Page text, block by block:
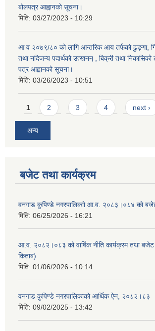
बोलपत्र आह्वानको सूचना।
मिति: 03/27/2023 - 10:29
आ व २०७९/८० को लागि आन्तरिक आय तर्फको ढुङ्गा,
तथा नदिजन्य पदार्थको उत्खनन् , बिक्री तथा निकासिको
पत्र आह्वानको सूचना।
मिति: 03/26/2023 - 10:51
Pages
1 2 3 4 next ›
अन्य
बजेट तथा कार्यक्रम
वनगाड कुपिण्डे नगरपालिकाो आ.व. २०८३।०८४ को
मिति: 06/25/2026 - 16:21
आ.व. २०८२।०८३ को वार्षिक नीति कार्यक्रम तथा बजेट
किताब)
मिति: 01/06/2026 - 10:14
वनगाड कुपिण्डे नगरपालिकाको आर्थिक ऐन, २०८२।८३
मिति: 09/02/2025 - 13:42